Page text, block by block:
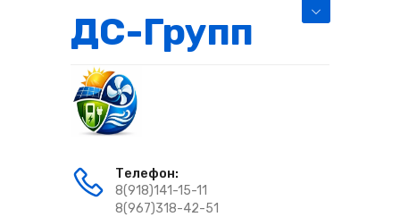
ДС-Групп
Телефон:
8(918)141-15-11
8(967)318-42-51